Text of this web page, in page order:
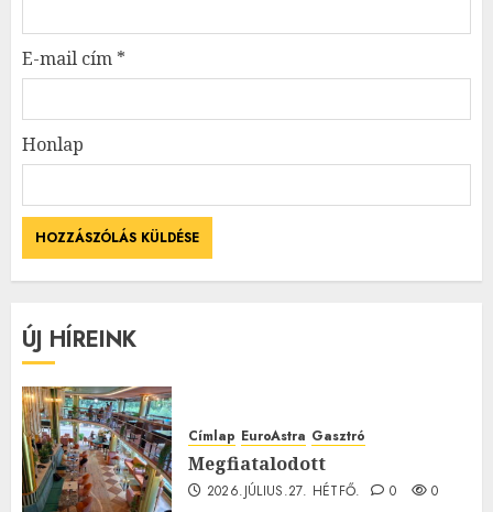
E-mail cím *
Honlap
ÚJ HÍREINK
Címlap EuroAstra Gasztró
Megfiatalodott
2026.JÚLIUS.27. HÉTFŐ. 0 0